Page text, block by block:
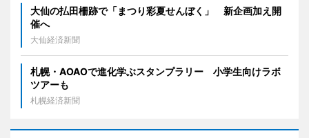
大仙の払田柵跡で「まつり彩夏せんぼく」 新企画加え開
催へ
大仙経済新聞
札幌・AOAOで進化学ぶスタンプラリー 小学生向けラボ
ツアーも
札幌経済新聞